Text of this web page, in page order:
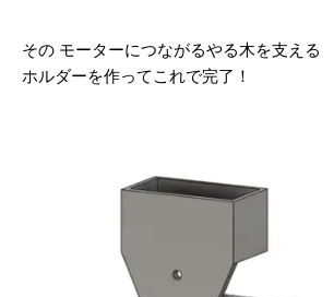
その モーターにつながるやる木を支える
ホルダーを作ってこれで完了！